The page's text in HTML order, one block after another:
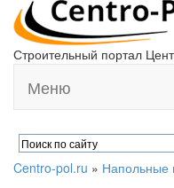
Строительный портал
Меню
Centro-pol.ru » Напольные